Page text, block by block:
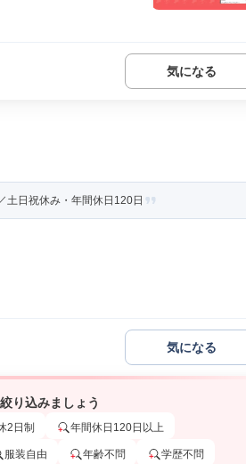
気になる
土日祝休み・年間休日120日
気になる
り込みましょう
2日制 年間休日120日以上
服装自由 年齢不問 学歴不問